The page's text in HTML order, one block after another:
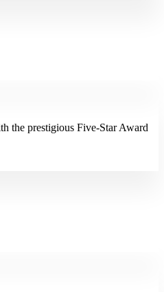
the prestigious Five-Star Award